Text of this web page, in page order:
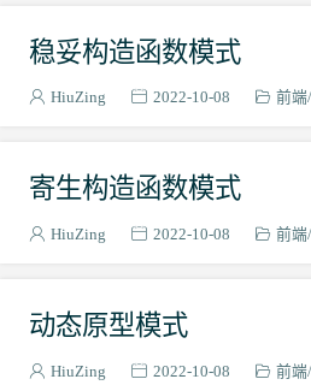
关于我
随笔
稳妥构造函数模式
HiuZing 2022-10-08 前端
寄生构造函数模式
HiuZing 2022-10-08 前端
动态原型模式
HiuZing 2022-10-08 前端